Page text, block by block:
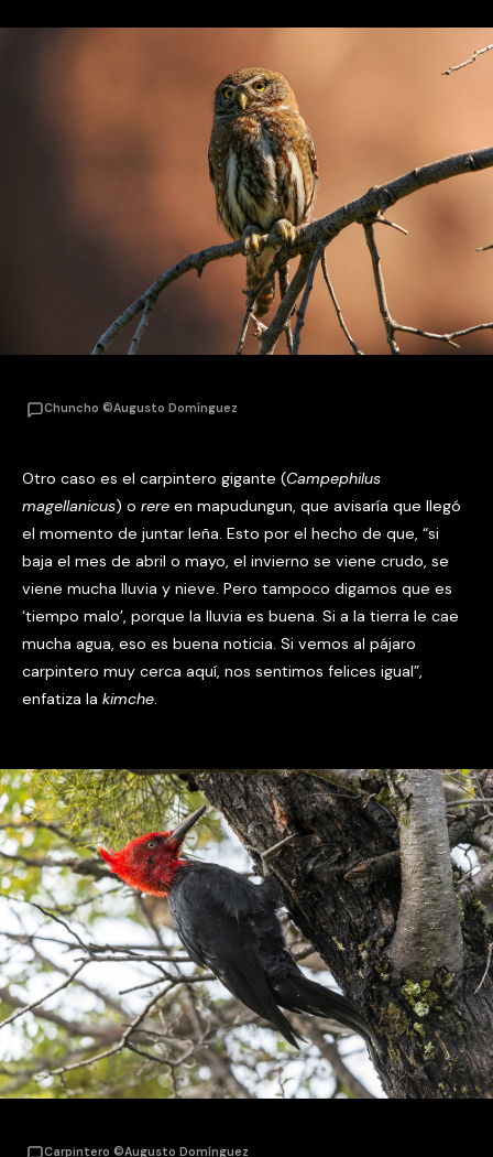
Chuncho ©Augusto Domínguez
Otro caso es el carpintero gigante (Campephilus
magellanicus) o rere en mapudungun, que avisaría que llegó
el momento de juntar leña. Esto por el hecho de que, “si
baja el mes de abril o mayo, el invierno se viene crudo, se
viene mucha lluvia y nieve. Pero tampoco digamos que es
‘tiempo malo’, porque la lluvia es buena. Si a la tierra le cae
mucha agua, eso es buena noticia. Si vemos al pájaro
carpintero muy cerca aquí, nos sentimos felices igual”,
enfatiza la kimche.
Carpintero ©Augusto Domínguez